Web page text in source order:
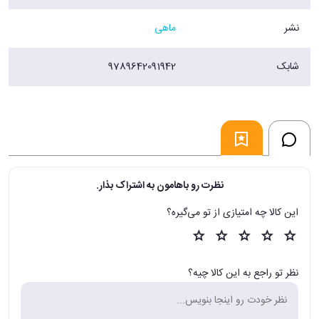
نشر ماهی
شابک 9789642091942
نظرت رو باهامون به اشتراک بذار.
این کالا چه امتیازی از تو می‌گیره؟
نظر تو راجع به این کالا چیه؟